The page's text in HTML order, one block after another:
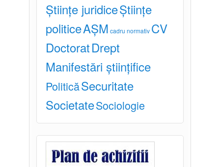
Științe juridiceȘtiințe
politiceAȘM cadru normativ CV
DoctoratDrept
Manifestări științifice
PoliticăSecuritate
SocietateSociologie